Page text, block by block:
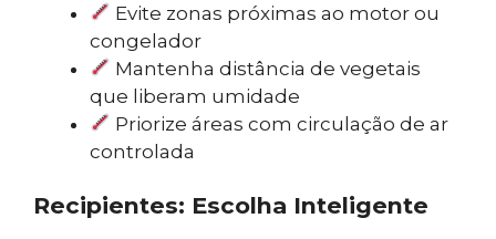
Evite zonas próximas ao motor ou
congelador
Mantenha distância de vegetais
que liberam umidade
Priorize áreas com circulação de ar
controlada
Recipientes: Escolha Inteligente